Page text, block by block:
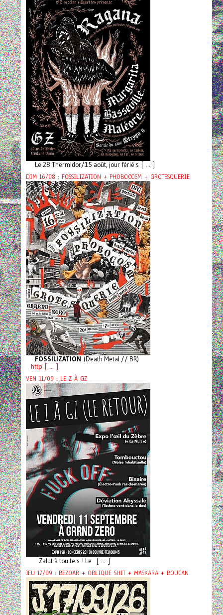
Le 28 Thermidor/15 août, jour férié s [ ... ]
DIM 16/08 : FOSSILIZATION + PHOBOCOSM + GROTESQUERIE
FOSSILIZATION (Death Metal // BR)
http [ ... ]
VEN 11/09 : LE Z À GZ
Zalut à tou.te.s ! Le [ ... ]
JEU 17/09 : BEZOAR + OBLIQUE SHIT + MASKARA + BOUCAN